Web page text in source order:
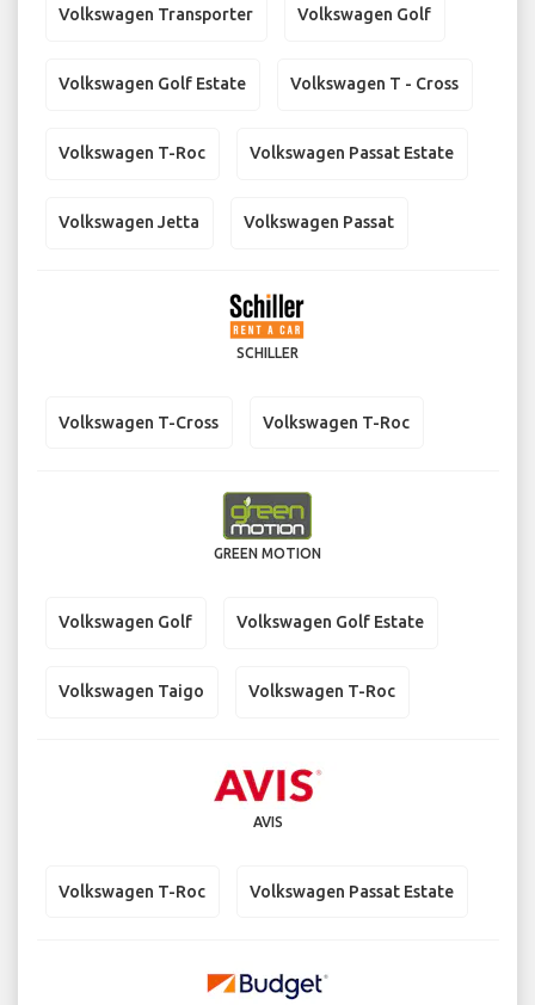
Volkswagen Transporter Volkswagen Golf
Volkswagen Golf Estate Volkswagen T - Cross
Volkswagen T-Roc Volkswagen Passat Estate
Volkswagen Jetta Volkswagen Passat
SCHILLER
Volkswagen T-Cross Volkswagen T-Roc
GREEN MOTION
Volkswagen Golf Volkswagen Golf Estate
Volkswagen Taigo Volkswagen T-Roc
AVIS
Volkswagen T-Roc Volkswagen Passat Estate